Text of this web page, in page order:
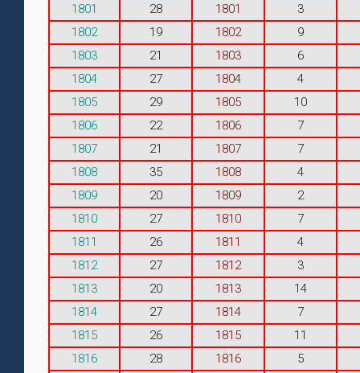
1801
28 1801
3
1802
19 1802
9
1803
21 1803
6
1804
27 1804
4
1805
29 1805
10
1806
22 1806
7
1807
21 1807
7
1808
35 1808
4
1809
20 1809
2
1810
27 1810
7
1811
26 1811
4
1812
27 1812
3
1813
20 1813
14
1814
27 1814
7
1815
26 1815
11
1816
28 1816
5